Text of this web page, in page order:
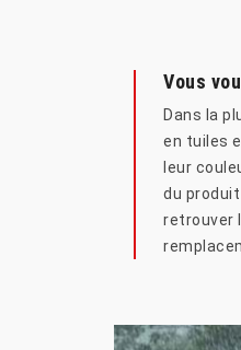
Vous
Dans la
en tuiles
leur
du
retrouver